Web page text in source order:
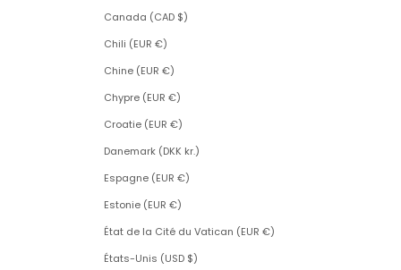
Canada (CAD $)
Chili (EUR €)
Chine (EUR €)
Chypre (EUR €)
Croatie (EUR €)
Danemark (DKK kr.)
Espagne (EUR €)
Estonie (EUR €)
État de la Cité du Vatican (EUR €)
États-Unis (USD $)